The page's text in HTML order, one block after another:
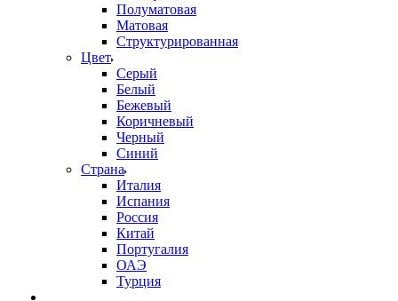
Полуматовая
Матовая
Структурированная
Цвет
Серый
Белый
Бежевый
Коричневый
Черный
Синий
Страна
Италия
Испания
Россия
Китай
Португалия
ОАЭ
Турция